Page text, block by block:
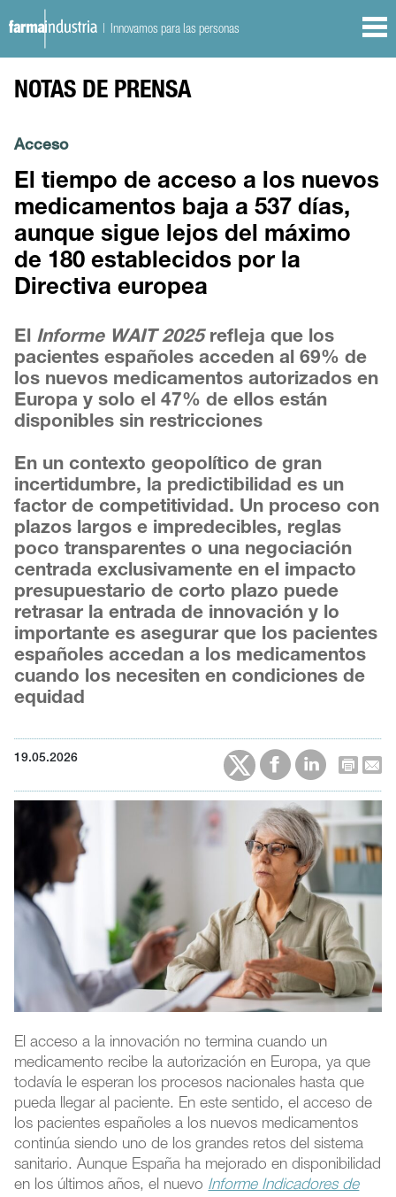
| Innovamos para las personas
NOTAS DE PRENSA
Acceso
El tiempo de acceso a los nuevos
medicamentos baja a 537 días,
aunque sigue lejos del máximo
de 180 establecidos por la
Directiva europea
El Informe WAIT 2025refleja que los
pacientes españoles acceden al 69% de
los nuevos medicamentos autorizados en
Europa y solo el 47% de ellos están
disponibles sin restricciones
En un contexto geopolítico de gran
incertidumbre, la predictibilidad es un
factor de competitividad. Un proceso con
plazos largos e impredecibles, reglas
poco transparentes o una negociación
centrada exclusivamente en el impacto
presupuestario de corto plazo puede
retrasar la entrada de innovación y lo
importante es asegurar que los pacientes
españoles accedan a los medicamentos
cuando los necesiten en condiciones de
equidad
19.05.2026
El acceso a la innovación no termina cuando un
medicamento recibe la autorización en Europa, ya que
todavía le esperan los procesos nacionales hasta que
pueda llegar al paciente. En este sentido, el acceso de
los pacientes españoles a los nuevos medicamentos
continúa siendo uno de los grandes retos del sistema
sanitario. Aunque España ha mejorado en disponibilidad
en los últimos años, el nuevo Informe Indicadores de